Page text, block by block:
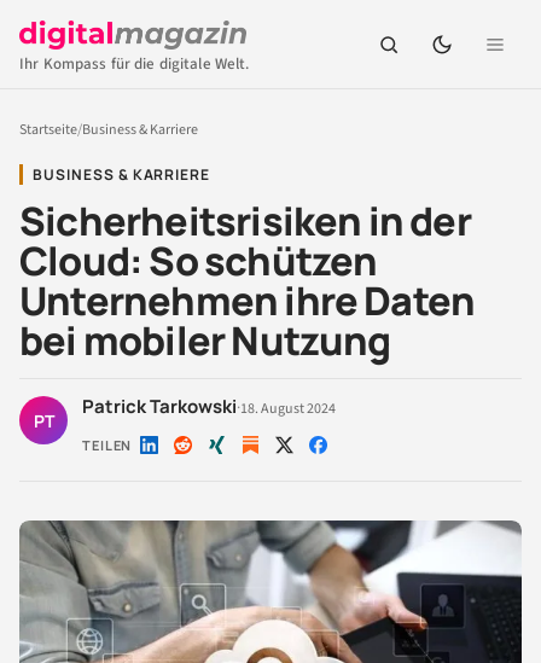
Ihr Kompass für die digitale Welt.
Startseite/Business & Karriere
BUSINESS & KARRIERE
Sicherheitsrisiken in der
Cloud: So schützen
Unternehmen ihre Daten
bei mobiler Nutzung
PT
Patrick Tarkowski·18. August 2024
TEILEN Auf Auf Auf Auf Auf